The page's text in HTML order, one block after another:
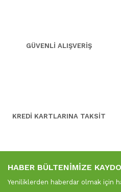
GÜVENLİ ALIŞVERİŞ
KREDİ KARTLARINA TAKSİT
HABER BÜLTENİMİZE
Yeniliklerden haberdar olmak için